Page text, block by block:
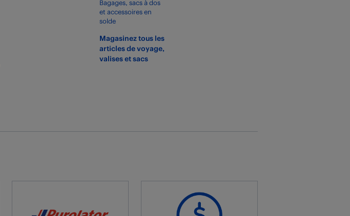
Bagages, sacs à dos
et accessoires en
solde
Magasinez tous les
articles de voyage,
valises et sacs